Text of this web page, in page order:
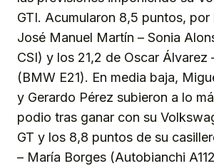
GTI. Acumularon 8,5 puntos, por
José Manuel Martín – Sonia
CSI) y los 21,2 de Oscar Álvarez
(BMW E21). En media baja,
y Gerardo Pérez subieron a lo
podio tras ganar con su
GT y los 8,8 puntos de su
– María Borges (Autobianchi